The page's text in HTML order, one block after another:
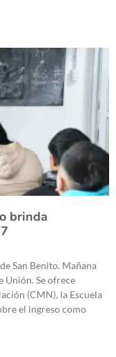
brinda
San Benito. Mañana
Unión. Se ofrece
(CMN), la Escuela
el ingreso como